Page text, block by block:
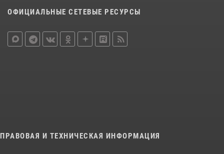
ОФИЦИАЛЬНЫЕ СЕТЕВЫЕ РЕСУРСЫ
ПРАВОВАЯ И ТЕХНИЧЕСКАЯ ИНФОРМАЦИЯ